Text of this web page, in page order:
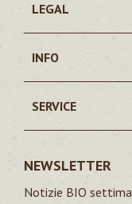
LEGAL
INFO
SERVICE
NEWSLETTER
Notizie BIO